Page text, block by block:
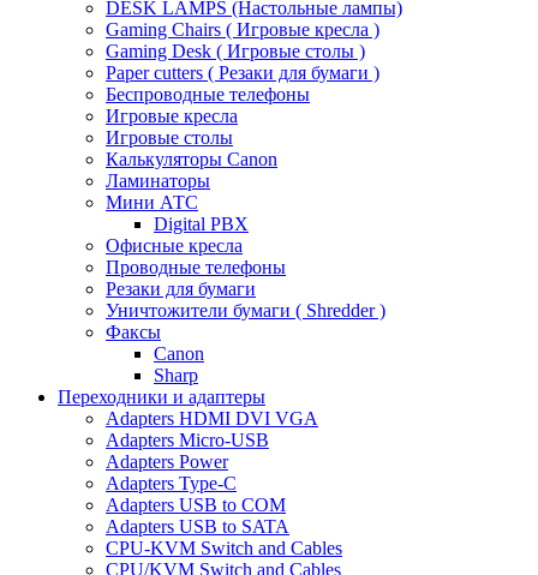
DESK LAMPS (Настольные лампы)
Gaming Chairs ( Игровые кресла )
Gaming Desk ( Игровые столы )
Paper cutters ( Резаки для бумаги )
Беспроводные телефоны
Игровые кресла
Игровые столы
Калькуляторы Canon
Ламинаторы
Мини АТС
Digital PBX
Офисные кресла
Проводные телефоны
Резаки для бумаги
Уничтожители бумаги ( Shredder )
Факсы
Canon
Sharp
Переходники и адаптеры
Adapters HDMI DVI VGA
Adapters Micro-USB
Adapters Power
Adapters Type-C
Adapters USB to COM
Adapters USB to SATA
CPU-KVM Switch and Cables
CPU/KVM Switch and Cables